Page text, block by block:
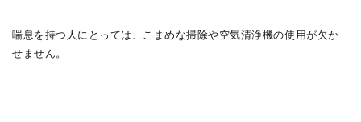
喘息を持つ人にとっては、こまめな掃除や空気清浄機の使用が欠か
せません。